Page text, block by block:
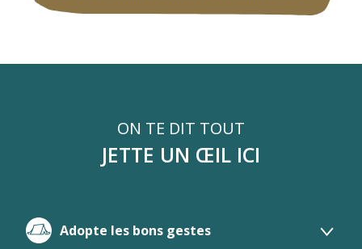
ON TE DIT TOUT
JETTE UN ŒIL ICI
Adopte les bons gestes